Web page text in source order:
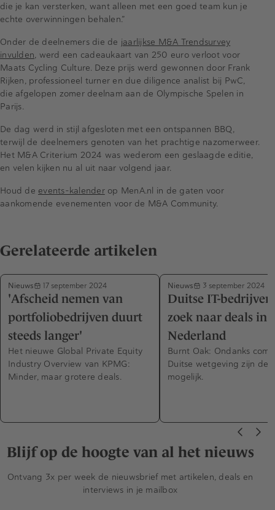
die je kan versterken, want alleen met een goed team kun je
echte overwinningen behalen.”
Onder de deelnemers die de jaarlijkse M&A Trendsurvey
invulden, werd een cadeaukaart van 250 euro verloot voor
Maats Cycling Culture. Deze prijs werd gewonnen door Frank
Rijken, professioneel turner en due diligence analist bij PwC,
die afgelopen zomer deelnam aan de Olympische Spelen in
Parijs.
De dag werd in stijl afgesloten met een ontspannen BBQ,
terwijl de deelnemers genoten van het prachtige nazomerweer.
Het M&A Criterium 2024 was wederom een geslaagde editie,
en velen kijken nu al uit naar volgend jaar.
Houd de events-kalenderop MenA.nl in de gaten voor
aankomende evenementen voor de M&A Community.
Gerelateerde artikelen
Nieuws 17 september 2024
'Afscheid nemen van
portfoliobedrijven duurt
steeds langer'
Het nieuwe Global Private Equity
Industry Overview van KPMG:
Minder, maar grotere deals.
Nieuws 3 september 2024
Duitse IT-bedrijven
zoek naar deals in
Nederland
Burnt Oak: Ondanks
Duitse wetgeving zijn
mogelijk.
Blijf op de hoogte van al het nieuws
Ontvang 3x per week de nieuwsbrief met artikelen, deals en
interviews in je mailbox